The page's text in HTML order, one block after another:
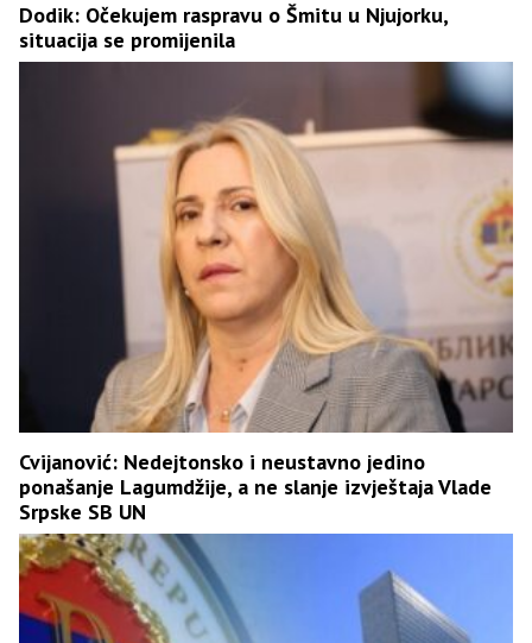
Dodik: Očekujem raspravu o Šmitu u Njujorku,
situacija se promijenila
Cvijanović: Nedejtonsko i neustavno jedino
ponašanje Lagumdžije, a ne slanje izvještaja Vlade
Srpske SB UN